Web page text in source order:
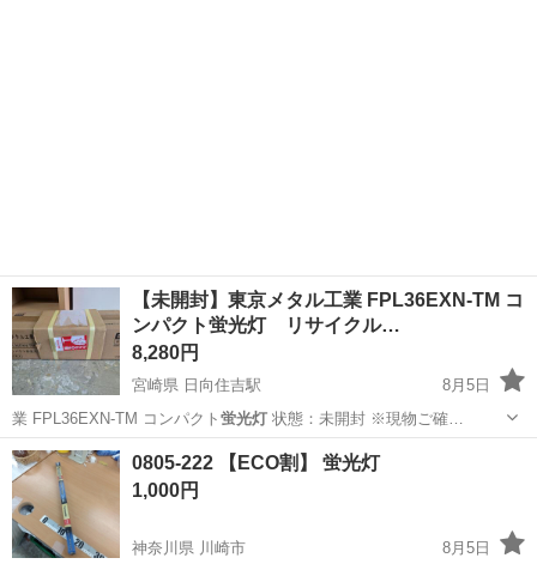
【未開封】東京メタル工業 FPL36EXN-TM コ
ンパクト蛍光灯 リサイクル…
8,280円
宮崎県 日向住吉駅
8月5日
業 FPL36EXN-TM コンパクト 蛍光灯 状態：未開封 ※現物ご確…
宮崎 宮崎市 日向住吉駅 家電 蛍光灯
0805-222 【ECO割】 蛍光灯
1,000円
神奈川県 川崎市
8月5日